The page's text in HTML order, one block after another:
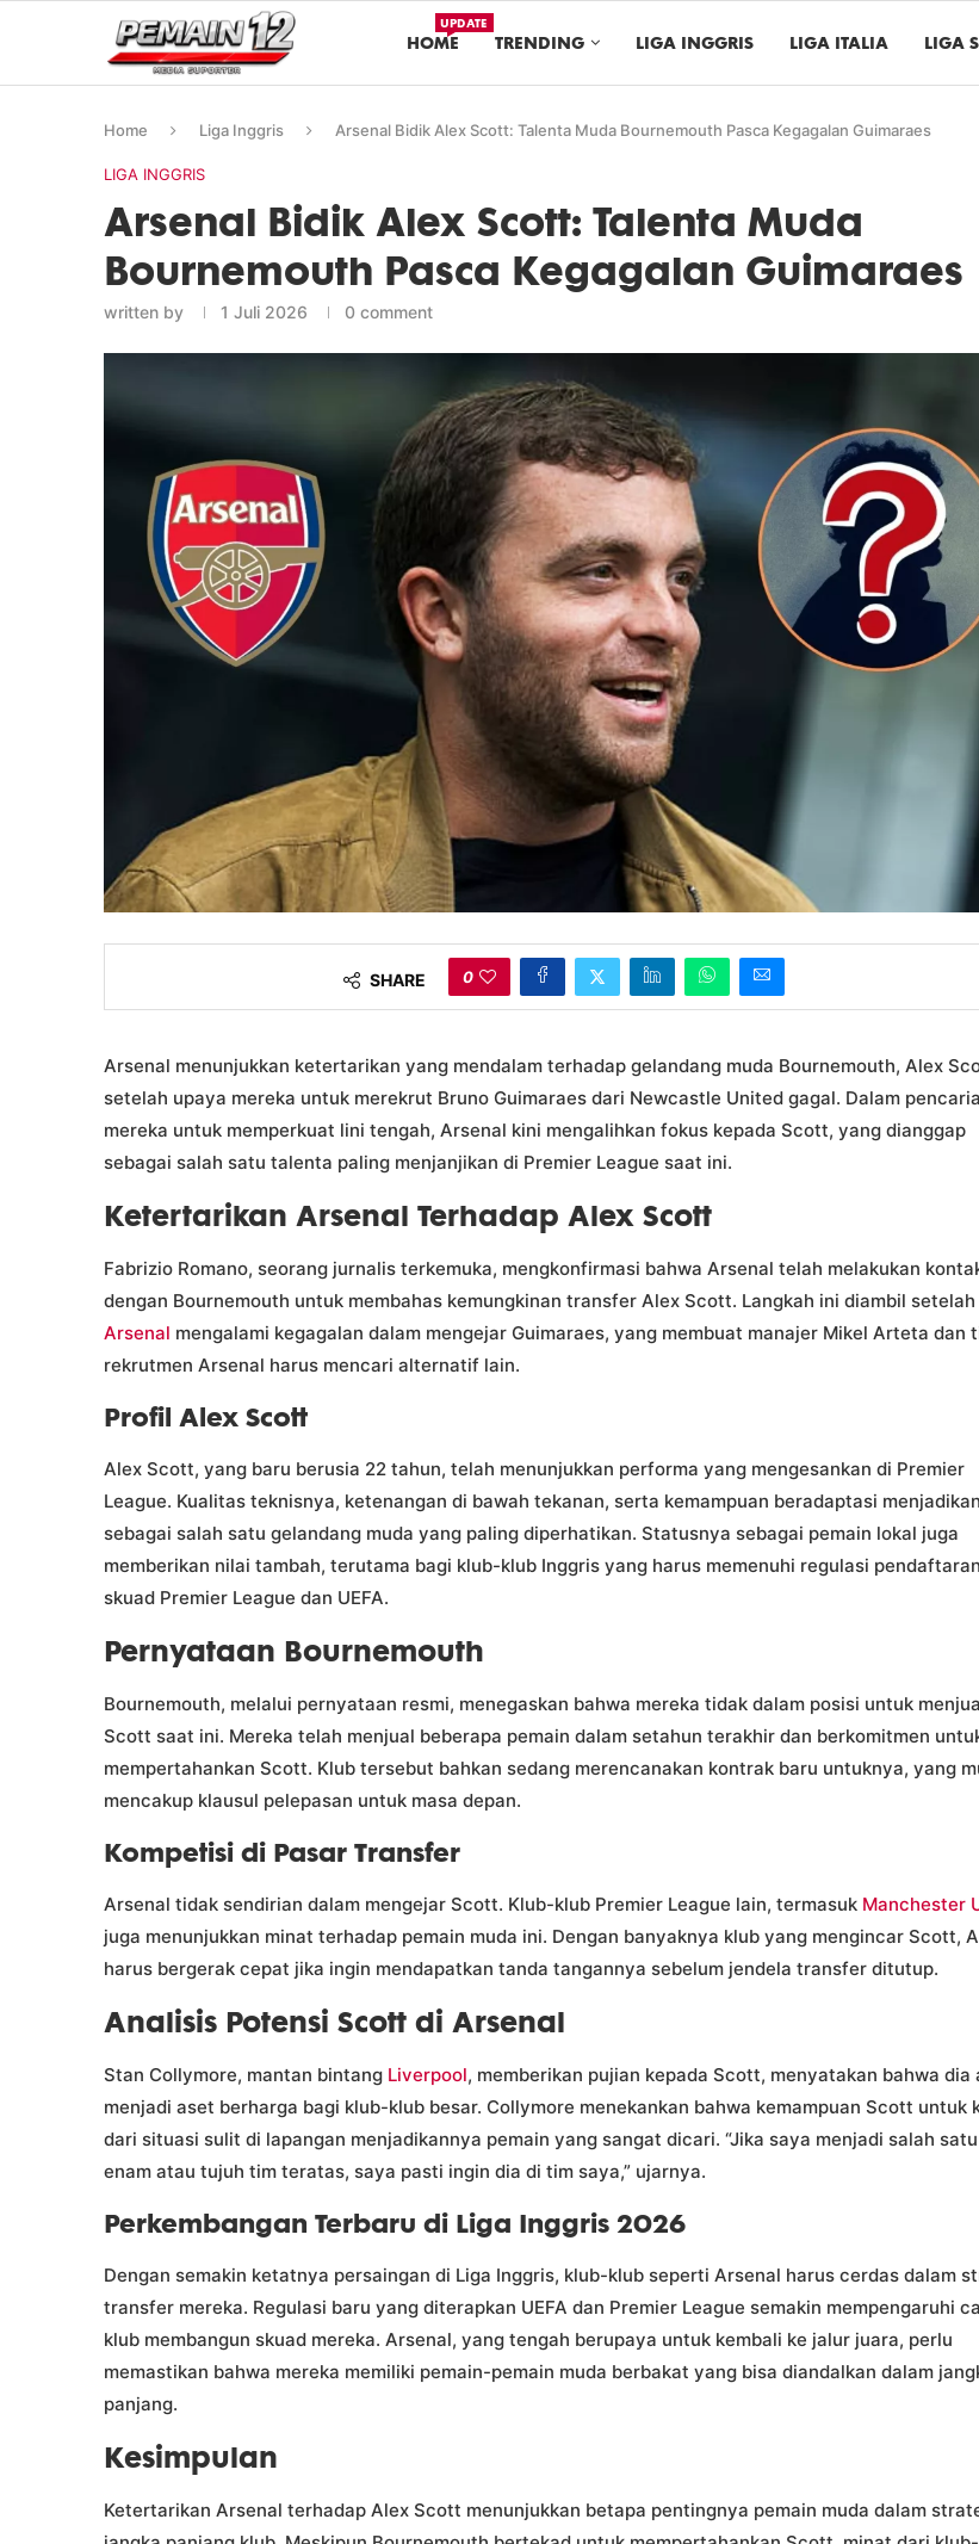
HOME
UPDATE
TRENDING LIGA INGGRIS LIGA ITALIA LIGA
Home Liga Inggris Arsenal Bidik Alex Scott: Talenta Muda Bournemouth Pasca Kegagalan Guimaraes
LIGA INGGRIS
Arsenal Bidik Alex Scott: Talenta Muda
Bournemouth Pasca Kegagalan Guimaraes
written by 1 Juli 2026 0 comment
SHARE 0
Arsenal menunjukkan ketertarikan yang mendalam terhadap gelandang muda Bournemouth, Alex
setelah upaya mereka untuk merekrut Bruno Guimaraes dari Newcastle United gagal. Dalam
mereka untuk memperkuat lini tengah, Arsenal kini mengalihkan fokus kepada Scott, yang dianggap
sebagai salah satu talenta paling menjanjikan di Premier League saat ini.
Ketertarikan Arsenal Terhadap Alex Scott
Fabrizio Romano, seorang jurnalis terkemuka, mengkonfirmasi bahwa Arsenal telah melakukan
dengan Bournemouth untuk membahas kemungkinan transfer Alex Scott. Langkah ini diambil setelah
Arsenal mengalami kegagalan dalam mengejar Guimaraes, yang membuat manajer Mikel Arteta dan
rekrutmen Arsenal harus mencari alternatif lain.
Profil Alex Scott
Alex Scott, yang baru berusia 22 tahun, telah menunjukkan performa yang mengesankan di Premier
League. Kualitas teknisnya, ketenangan di bawah tekanan, serta kemampuan beradaptasi
sebagai salah satu gelandang muda yang paling diperhatikan. Statusnya sebagai pemain lokal juga
memberikan nilai tambah, terutama bagi klub-klub Inggris yang harus memenuhi regulasi pendaftaran
skuad Premier League dan UEFA.
Pernyataan Bournemouth
Bournemouth, melalui pernyataan resmi, menegaskan bahwa mereka tidak dalam posisi untuk
Scott saat ini. Mereka telah menjual beberapa pemain dalam setahun terakhir dan berkomitmen
mempertahankan Scott. Klub tersebut bahkan sedang merencanakan kontrak baru untuknya, yang
mencakup klausul pelepasan untuk masa depan.
Kompetisi di Pasar Transfer
Arsenal tidak sendirian dalam mengejar Scott. Klub-klub Premier League lain, termasuk Manchester
juga menunjukkan minat terhadap pemain muda ini. Dengan banyaknya klub yang mengincar Scott,
harus bergerak cepat jika ingin mendapatkan tanda tangannya sebelum jendela transfer ditutup.
Analisis Potensi Scott di Arsenal
Stan Collymore, mantan bintang Liverpool, memberikan pujian kepada Scott, menyatakan bahwa dia
menjadi aset berharga bagi klub-klub besar. Collymore menekankan bahwa kemampuan Scott untuk
dari situasi sulit di lapangan menjadikannya pemain yang sangat dicari. “Jika saya menjadi salah
enam atau tujuh tim teratas, saya pasti ingin dia di tim saya,” ujarnya.
Perkembangan Terbaru di Liga Inggris 2026
Dengan semakin ketatnya persaingan di Liga Inggris, klub-klub seperti Arsenal harus cerdas dalam
transfer mereka. Regulasi baru yang diterapkan UEFA dan Premier League semakin mempengaruhi
klub membangun skuad mereka. Arsenal, yang tengah berupaya untuk kembali ke jalur juara, perlu
memastikan bahwa mereka memiliki pemain-pemain muda berbakat yang bisa diandalkan dalam
panjang.
Kesimpulan
Ketertarikan Arsenal terhadap Alex Scott menunjukkan betapa pentingnya pemain muda dalam